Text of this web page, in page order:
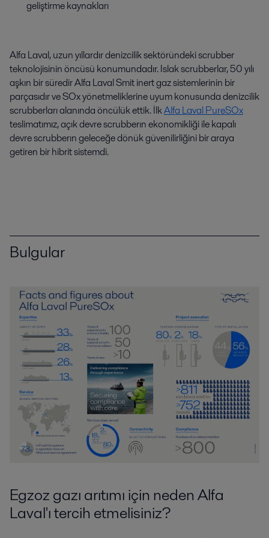
geliştirme kaynakları
Alfa Laval, uzun yıllardır denizcilik sektöründeki scrubber
teknolojisinin öncüsü konumundadır. Islak scrubberlar, 50 yılı
aşkın bir süredir Alfa Laval Smit inert gaz sistemlerinin bir
parçasıdır ve SOx yönetmeliklerine uyum konusunda denizcilik
scrubberları alanında öncülük ettik. İlkAlfa Laval PureSOx
teslimatımız, açık devre scrubberın ekonomikliği ile kapalı
devre scrubberın geleceğe dönük güvenilirliğini bir araya
getiren bir hibrit sistemdi.
Bulgular
Egzoz gazı arıtımı için neden Alfa
Laval'ı tercih etmelisiniz?